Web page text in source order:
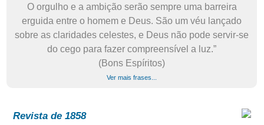
O orgulho e a ambição serão sempre uma barreira
erguida entre o homem e Deus. São um véu lançado
sobre as claridades celestes, e Deus não pode servir-se
do cego para fazer compreensível a luz.”
(Bons Espíritos)
Ver mais frases...
Revista de 1858